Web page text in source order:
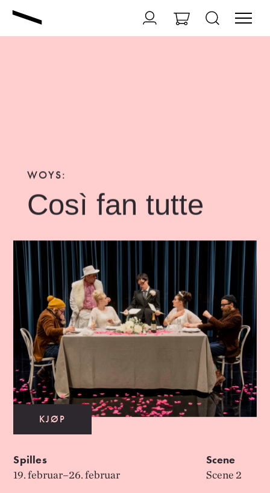
WOYS:
Così fan tutte
KJØP
Spilles
19. februar–​26. februar
Scene
Scene 2